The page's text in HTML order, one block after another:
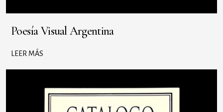
Poesía Visual Argentina
LEER MÁS